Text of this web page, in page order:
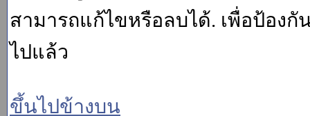
สามารถแก้ไขหรือลบได้. เพื่อป้อง
ไปแล้ว
ขึ้นไปข้างบน